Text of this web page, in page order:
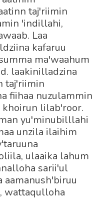
taj'riimin
'indillahi,
Laa
kafaruu
ma'waahum
laakinilladzina
taj'riimin
fiihaa nuzulammin
lilab'roor.
yu'minubilllahi
unzila ilaihim
ulaaika lahum
sarii'ul
aamanush'biruu
wattaqulloha